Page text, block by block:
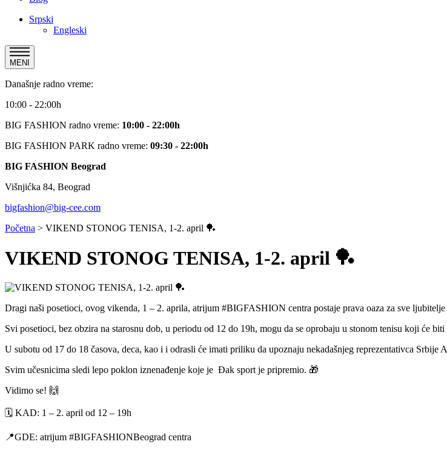
Srpski
Engleski
MENI
Današnje radno vreme:
10:00 - 22:00h
BIG FASHION radno vreme: 10:00 - 22:00h
BIG FASHION PARK radno vreme: 09:30 - 22:00h
BIG FASHION Beograd
Višnjićka 84, Beograd
bigfashion@big-cee.com
Početna > VIKEND STONOG TENISA, 1-2. april 🏓
VIKEND STONOG TENISA, 1-2. april 🏓
Dragi naši posetioci, ovog vikenda, 1 – 2. aprila, atrijum #BIGFASHION centra postaje prava oaza za sve ljubitelje
Svi posetioci, bez obzira na starosnu dob, u periodu od 12 do 19h, mogu da se oprobaju u stonom tenisu koji će
U subotu od 17 do 18 časova, deca, kao i i odrasli će imati priliku da upoznaju nekadašnjeg reprezentativca
Svim učesnicima sledi lepo poklon iznenađenje koje je Đak sport je pripremio. 🎁
Vidimo se! 🙌
🗓 KAD: 1 – 2. april od 12 – 19h
📍GDE: atrijum #BIGFASHIONBeograd centra